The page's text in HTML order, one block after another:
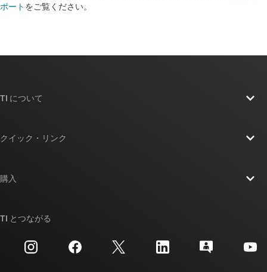
ポート をご覧ください。
TI について
投資家向け情報
クイック・リンク
クロスリファレンス検索
カスタマー・サポート・センター
購入
TI とつながる